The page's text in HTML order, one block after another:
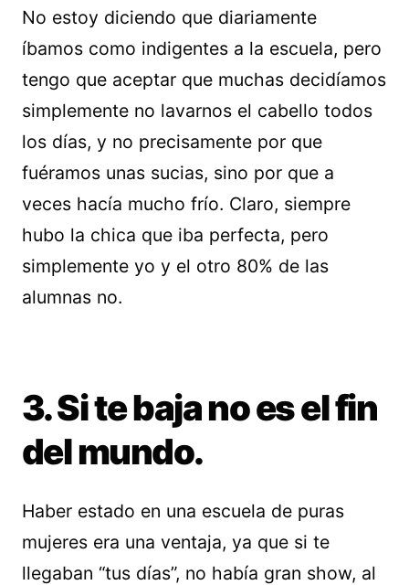
No estoy diciendo que diariamente
íbamos como indigentes a la escuela, pero
tengo que aceptar que muchas decidíamos
simplemente no lavarnos el cabello todos
los días, y no precisamente por que
fuéramos unas sucias, sino por que a
veces hacía mucho frío. Claro, siempre
hubo la chica que iba perfecta, pero
simplemente yo y el otro 80% de las
alumnas no.
3. Si te baja no es el fin
del mundo.
Haber estado en una escuela de puras
mujeres era una ventaja, ya que si te
llegaban “tus días”, no había gran show, al